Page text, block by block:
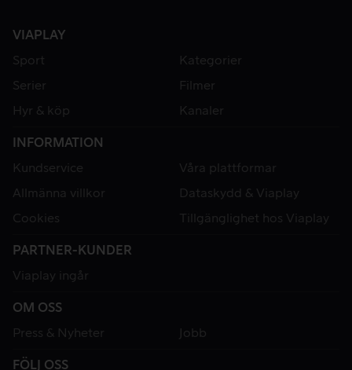
VIAPLAY
Sport
Kategorier
Serier
Filmer
Hyr & köp
Kanaler
INFORMATION
Kundservice
Våra plattformar
Allmänna villkor
Dataskydd & Viaplay
Cookies
Tillgänglighet hos Viaplay
PARTNER-KUNDER
Viaplay ingår
OM OSS
Press & Nyheter
Jobb
FÖLJ OSS